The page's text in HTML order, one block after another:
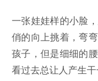
一张娃娃样的小脸
俏的向上挑着，弯
孩子，但是细细的
看过去总让人产生干